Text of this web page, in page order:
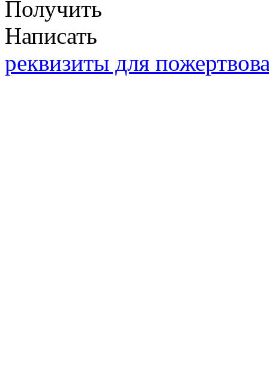
Получить
Написать
реквизиты для